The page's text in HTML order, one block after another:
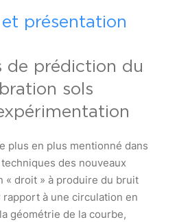
présentation
de prédiction du
sols
plus en plus mentionné dans
des nouveaux
« droit » à produire du bruit
à une circulation en
géométrie de la courbe,